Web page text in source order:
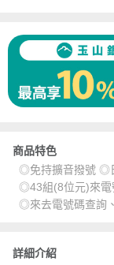
商品特色
◎免持擴音撥號 ◎
◎43組(8位元)來電
◎來去電號碼查詢
詳細介紹